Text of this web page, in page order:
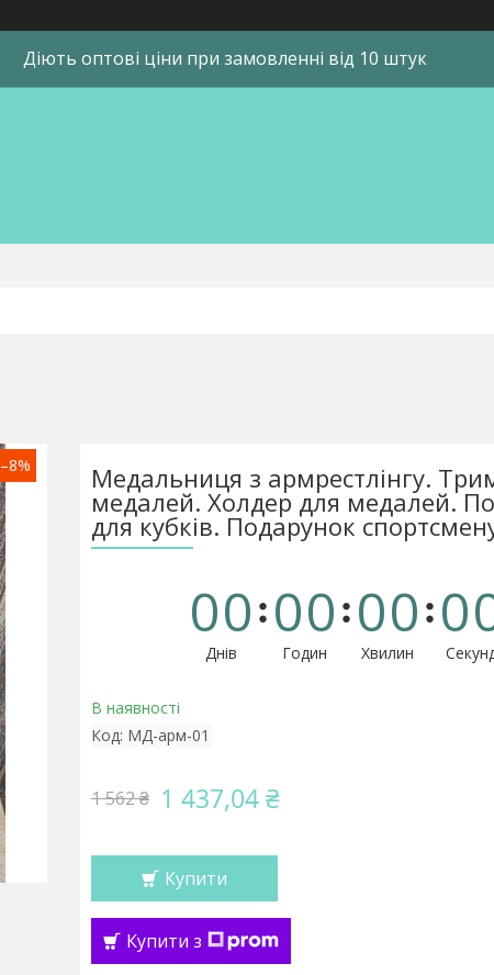
Діють оптові ціни при замовленні від 10 штук
–8% Медальниця з армрестлінгу.
медалей. Холдер для медалей.
для кубків. Подарунок
00
Днів
00
Годин
00
Хвилин
0
В наявності
Код: МД-арм-01
1 562 ₴ 1 437,04 ₴
Купити
Купити з